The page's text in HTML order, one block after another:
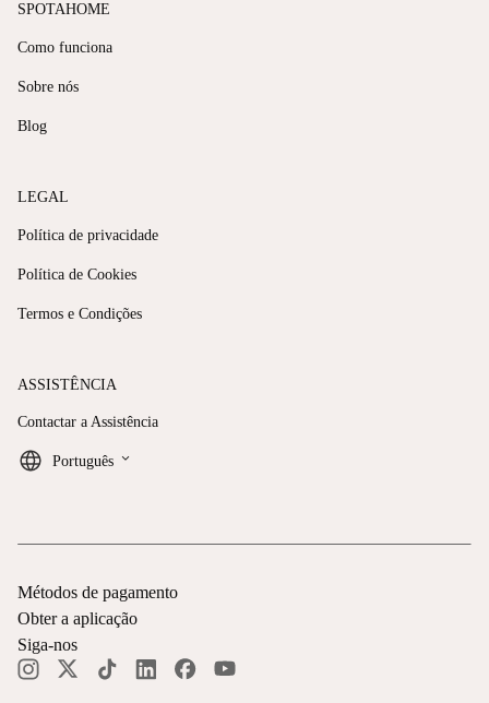
SPOTAHOME
Como funciona
Sobre nós
Blog
LEGAL
Política de privacidade
Política de Cookies
Termos e Condições
ASSISTÊNCIA
Contactar a Assistência
Português keyboard_arrow_down
Métodos de pagamento
Obter a aplicação
Siga-nos